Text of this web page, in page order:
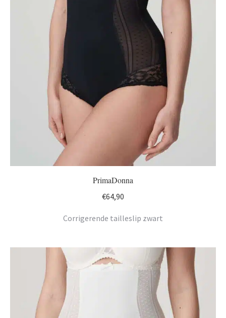
PrimaDonna
€64,90
Corrigerende tailleslip zwart